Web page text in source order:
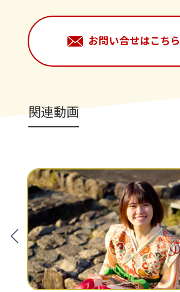
お問い合せはこちら
関連動画